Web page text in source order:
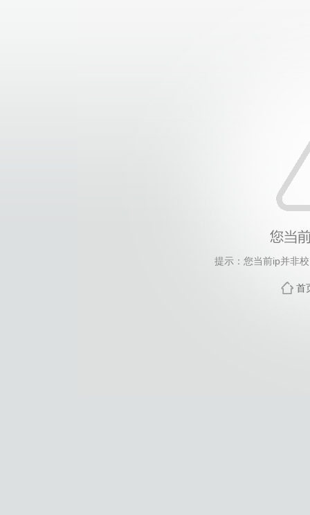
提示：您当前ip并非
首